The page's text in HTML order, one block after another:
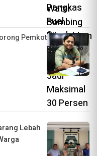
Pemkot
Lebah